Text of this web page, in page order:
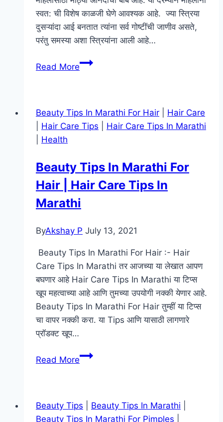
स्वत: ची विशेष काळजी घेणे आवश्यक आहे. ज्या स्त्रिया
दुसऱ्यांदा आई बनतात त्यांना सर्व गोष्टींची जाणीव असते,
परंतु समस्या अशा स्त्रियांना आली आहे…
Read Moreगरोदरपणाची
|
How
For
Pregnancy
In
Marathi?
Beauty Tips In Marathi For Hair
Hair Care
Hair Care Tips
Hair Care Tips In Marathi
Health
Beauty Tips In Marathi For
Hair | Hair Care Tips In
Marathi
ByAkshay P July 13, 2021
Beauty Tips In Marathi For Hair :- Hair
Care Tips In Marathi तर आजच्या या लेखात आपण
बघणार आहे Hair Care Tips In Marathi या टिप्स
खूप महत्वाच्या आहे आणि तुमच्या उपयोगी नक्की येणार आहे.
Beauty Tips In Marathi For Hair तुम्हीं या टिप्स
चा वापर नक्की करा. या Tips आणि यासाठी लागणारे
प्रॉडक्ट खूप…
Read MoreBeauty
For
Beauty Tips Beauty Tips In Marathi
Beauty Tips In Marathi For Pimples